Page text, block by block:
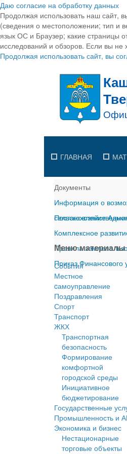
Даю согласие на обработку данных
Продолжая использовать наш сайт,
(сведения о местоположении; тип и
язык ОС и Браузер; какие страницы
исследований и обзоров. Если вы не
Продолжая использовать сайт, вы
ГЛАВНАЯ
Документы
Информация о
Постановление
Комплексное
Правила
Приказ Финансового
Меню материалы
События
Местное
cамоуправление
Поздравления
Спорт
Транспорт
ЖКХ
Транспортная
безопасность
Формирование
комфортной
городской среды
Инициативное
бюджетирование
Государственные
Промышленность и
Экономика и бизнес
Нестационарные
торговые объекты